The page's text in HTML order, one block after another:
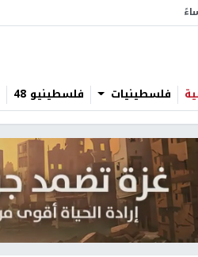
فلسطينيات فلسطينيو 48